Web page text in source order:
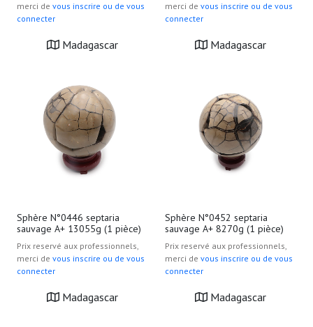
merci de vous inscrire ou de vous
connecter
Madagascar
merci de vous inscrire ou de vous
connecter
Madagascar
Sphère N°0446 septaria
sauvage A+ 13055g (1 pièce)
Prix reservé aux professionnels,
merci de vous inscrire ou de vous
connecter
Madagascar
Sphère N°0452 septaria
sauvage A+ 8270g (1 pièce)
Prix reservé aux professionnels,
merci de vous inscrire ou de vous
connecter
Madagascar